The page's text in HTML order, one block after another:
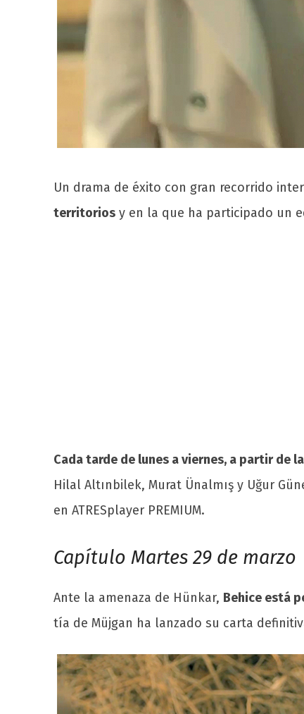
Un drama de éxito con gran recorrido
territorios y en la que ha participado un
Cada tarde de lunes a viernes, a partir de
Hilal Altınbilek, Murat Ünalmış y Uğur
en ATRESplayer PREMIUM.
Capítulo Martes 29 de marzo
Ante la amenaza de Hünkar, Behice está
tía de Müjgan ha lanzado su carta